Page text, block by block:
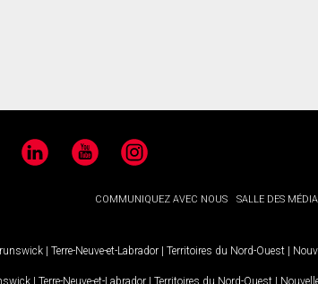
LinkedIn YouTubeInstagram
COMMUNIQUEZ AVEC NOUS SALLE DES
| Terre-Neuve-et-Labrador | Territoires du Nord-Ouest |
| Terre-Neuve-et-Labrador | Territoires du Nord-Ouest |